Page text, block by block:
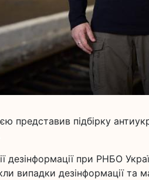
представив підбірку
дезінформації при РНБО
випадки дезінформації та